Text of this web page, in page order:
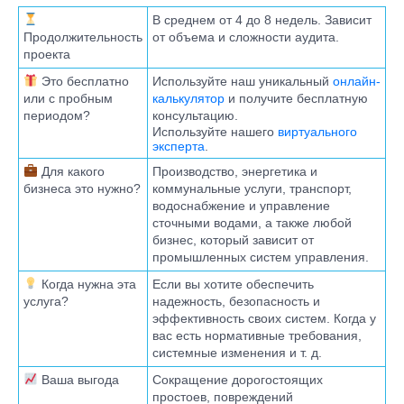
Продолжительность
проекта
В среднем от 4 до 8 недель. Зависит
от объема и сложности аудита.
Это бесплатно
или с пробным
периодом?
Используйте наш уникальный онлайн-
калькулятор и получите бесплатную
консультацию.
Используйте нашего виртуального
эксперта
Для какого
бизнеса это нужно?
Производство, энергетика и
коммунальные услуги, транспорт,
водоснабжение и управление
сточными водами, а также любой
бизнес, который зависит от
промышленных систем управления.
Когда нужна эта
услуга?
Если вы хотите обеспечить
надежность, безопасность и
эффективность своих систем. Когда у
вас есть нормативные требования,
системные изменения и т. д.
Ваша выгода
Сокращение дорогостоящих
простоев, повреждений